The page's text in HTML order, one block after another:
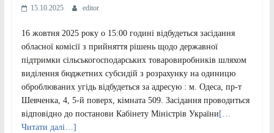
15.10.2025 editor
16 жовтня 2025 року о 15:00 годині відбудеться засідання
обласної комісії з прийняття рішень щодо державної
підтримки сільськогосподарських товаровиробників шляхом
виділення бюджетних субсидій з розрахунку на одиницю
оброблюваних угідь відбудеться за адресую : м. Одеса, пр-т
Шевченка, 4, 5-й поверх, кімната 509. Засідання проводиться
відповідно до постанови Кабінету Міністрів України […
Читати далі…]